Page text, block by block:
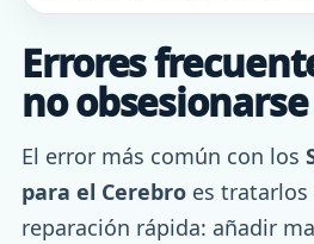
Errores
no obsesionarse
El error más común con los
para el Cerebro es
reparación rápida: añadir